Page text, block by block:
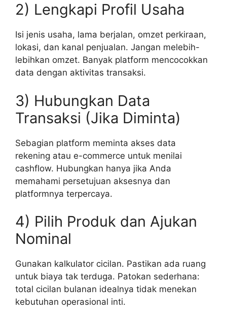
2) Lengkapi Profil Usaha
Isi jenis usaha, lama berjalan, omzet perkiraan,
lokasi, dan kanal penjualan. Jangan melebih-
lebihkan omzet. Banyak platform mencocokkan
data dengan aktivitas transaksi.
3) Hubungkan Data
Transaksi (Jika Diminta)
Sebagian platform meminta akses data
rekening atau e-commerce untuk menilai
cashflow. Hubungkan hanya jika Anda
memahami persetujuan aksesnya dan
platformnya terpercaya.
4) Pilih Produk dan Ajukan
Nominal
Gunakan kalkulator cicilan. Pastikan ada ruang
untuk biaya tak terduga. Patokan sederhana:
total cicilan bulanan idealnya tidak menekan
kebutuhan operasional inti.